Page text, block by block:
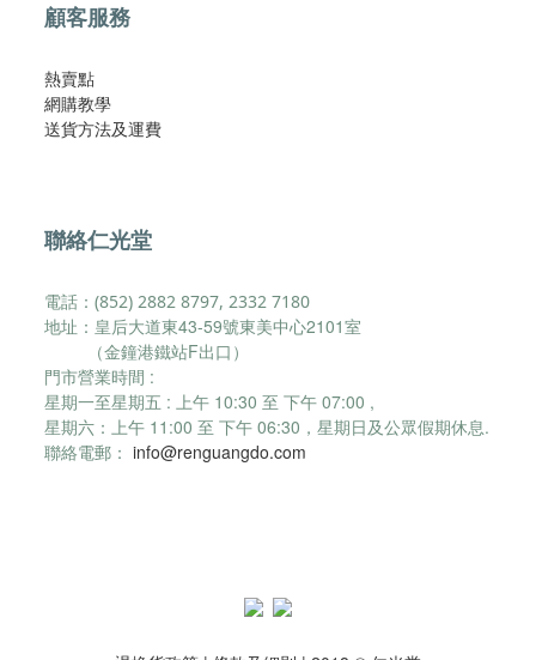
顧客服務
熱賣點
網購教學
​送貨方法及運費​
聯絡仁光堂
電話：(852) 2882 8797, 2332 7180
地址：皇后大道東43-59號東美中心2101室
（金鐘港鐵站F出口）
門市營業時間 :
星期一至星期五 : 上午 10:30 至 下午 07:00 ,
星期六： 上午 11:00 至 下午 06:30， 星期日及公眾假期休息.
聯絡電郵： info@renguangdo.com